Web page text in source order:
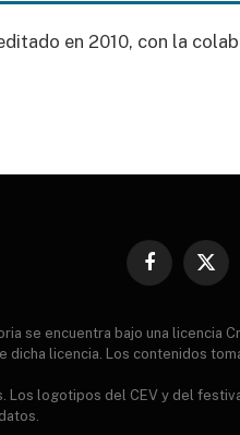
en 2010, con la
Facebook
X
se encuentra bajo una
licencia. Los contenidos
logotipos del CEV y del